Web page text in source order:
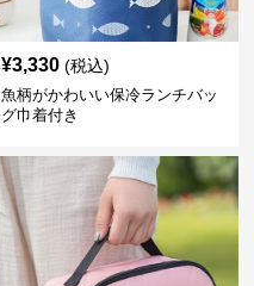
¥3,330 (税込)
魚柄がかわいい保冷ランチバッ
グ巾着付き